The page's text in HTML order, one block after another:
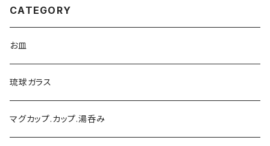
CATEGORY
お皿
琉球ガラス
マグカップ.カップ.湯呑み